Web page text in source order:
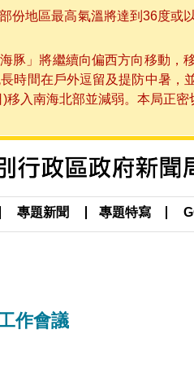
份地區最高氣溫將達到36度
豚」將繼續向偏西方向移動
時間在戶外逗留及提防中暑，
入南海北部並減弱。本局正
專題新聞 專題特寫
作會議